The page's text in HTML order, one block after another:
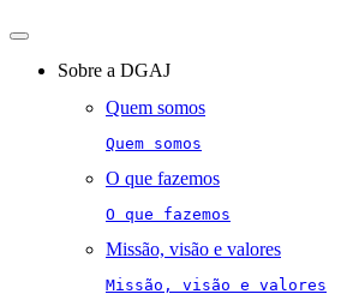
Toggle
navigationSobre a DGAJ
Quem somos
Quem somos
O que fazemos
O que fazemos
Missão, visão e valores
Missão, visão e valores